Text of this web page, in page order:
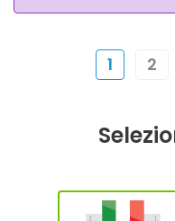
1 2